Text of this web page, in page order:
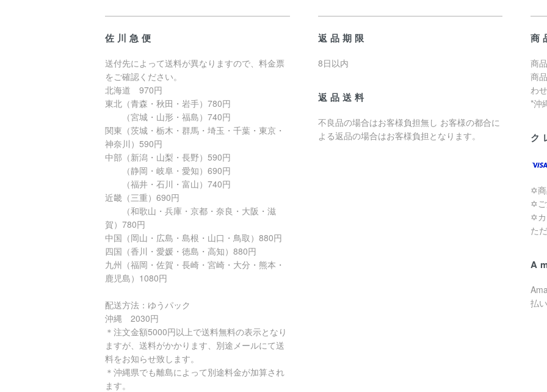
佐川急便
送付先によって送料が異なりますので、料金票
をご確認ください。
北海道 970円
東北（青森・秋田・岩手）780円
（宮城・山形・福島）740円
関東（茨城・栃木・群馬・埼玉・千葉・東京・
神奈川）590円
中部（新潟・山梨・長野）590円
（静岡・岐阜・愛知）690円
（福井・石川・富山）740円
近畿（三重）690円
（和歌山・兵庫・京都・奈良・大阪・滋
賀）780円
中国（岡山・広島・島根・山口・鳥取）880円
四国（香川・愛媛・徳島・高知）880円
九州（福岡・佐賀・長崎・宮崎・大分・熊本・
鹿児島）1080円
配送方法：ゆうパック
沖縄 2030円
＊注文金額5000円以上で送料無料の表示となり
ますが、送料がかかります、別途メールにて送
料をお知らせ致します。
＊沖縄県でも離島によって別途料金が加算され
ます。
返品期限
8日以内
返品送料
不良品の場合はお客様負担無し お客様の都合に
よる返品の場合はお客様負担となります。
商
商
商
わ
*沖
ク
✡商
✡ご
✡カ
た
払